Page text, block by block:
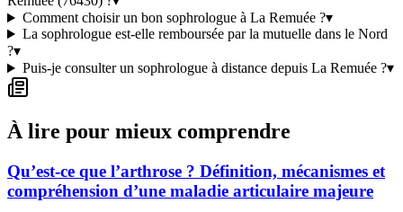
Comment choisir un bon sophrologue à La Remuée ?▾
La sophrologue est-elle remboursée par la mutuelle dans le Nord
?▾
Puis-je consulter un sophrologue à distance depuis La Remuée ?▾
À lire pour mieux comprendre
Qu’est-ce que l’arthrose ? Définition, mécanismes et
compréhension d’une maladie articulaire majeure